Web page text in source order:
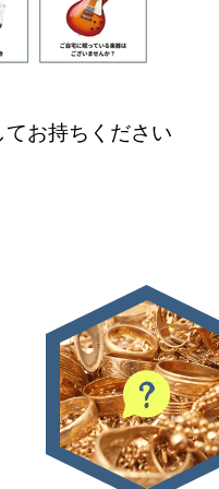
お持ちください